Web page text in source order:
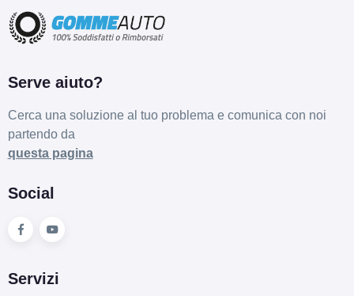
Serve aiuto?
Cerca una soluzione al tuo problema e comunica con noi
partendo da
questa pagina
Social
Servizi